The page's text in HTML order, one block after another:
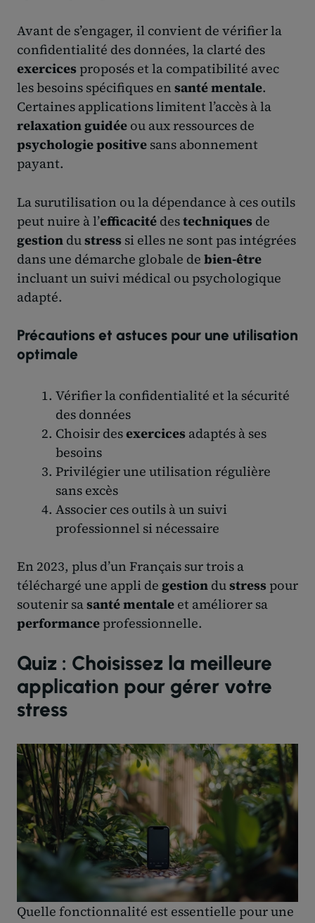
Avant de s’engager, il convient de vérifier la
confidentialité des données, la clarté des
exercices proposés et la compatibilité avec
les besoins spécifiques en santé mentale.
Certaines applications limitent l’accès à la
relaxation guidée ou aux ressources de
psychologie positive sans abonnement
payant.
La surutilisation ou la dépendance à ces outils
peut nuire à l’efficacité destechniques de
gestion dustress si elles ne sont pas intégrées
dans une démarche globale de bien-être
incluant un suivi médical ou psychologique
adapté.
Précautions et astuces pour une utilisation
optimale
Vérifier la confidentialité et la sécurité
des données
Choisir desexercicesadaptés à ses
besoins
Privilégier une utilisation régulière
sans excès
Associer ces outils à un suivi
professionnel si nécessaire
En 2023, plus d’un Français sur trois a
téléchargé une appli de gestion dustress pour
soutenir sasanté mentale et améliorer sa
performance professionnelle.
Quiz : Choisissez la meilleure
application pour gérer votre
stress
Quelle fonctionnalité est essentielle pour une